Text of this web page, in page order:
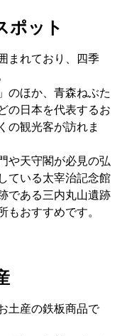
ポット
まれており、四季
のほか、青森ねぶた
の日本を代表するお
の観光客が訪れま
や天守閣が必見の弘
ている太宰治記念館
である三内丸山遺跡
もおすすめです。
土産の鉄板商品で